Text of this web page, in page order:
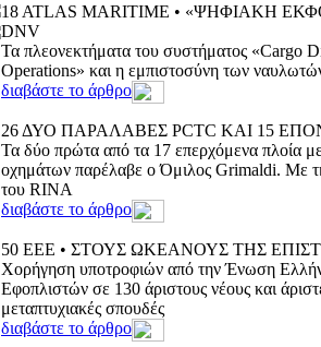
18 ATLAS MARITIME • «ΨΗΦΙΑΚΗ
DNV
Τα πλεονεκτήματα του συστήματος «Cargo
Operations» και η εμπιστοσύνη των
διαβάστε το άρθρο
26 ΔΥΟ ΠΑΡΑΛΑΒΕΣ PCTC ΚΑΙ 15
Τα δύο πρώτα από τα 17 επερχόμενα πλοία
οχημάτων παρέλαβε ο Όμιλος Grimaldi. Mε
του RINA
διαβάστε το άρθρο
50 ΕΕΕ • ΣΤΟΥΣ ΩΚΕΑΝΟΥΣ ΤΗΣ
Χορήγηση υποτροφιών από την Ένωση
Εφοπλιστών σε 130 άριστους νέους και
μεταπτυχιακές σπουδές
διαβάστε το άρθρο